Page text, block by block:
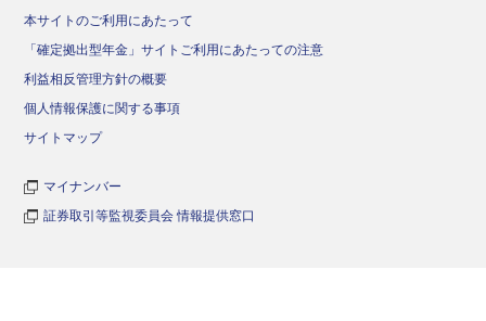
本サイトのご利用にあたって
「確定拠出型年金」サイトご利用にあたっての注意
利益相反管理方針の概要
個人情報保護に関する事項
サイトマップ
マイナンバー
証券取引等監視委員会 情報提供窓口